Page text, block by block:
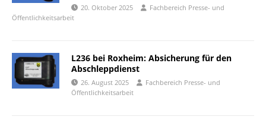
20. Oktober 2025
Fachbereich Presse- und
Öffentlichkeitsarbeit
L236 bei Roxheim: Absicherung für den
Abschleppdienst
26. August 2025
Fachbereich Presse- und
Öffentlichkeitsarbeit